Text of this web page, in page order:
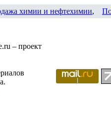
химии и нефтехимии,
– проект